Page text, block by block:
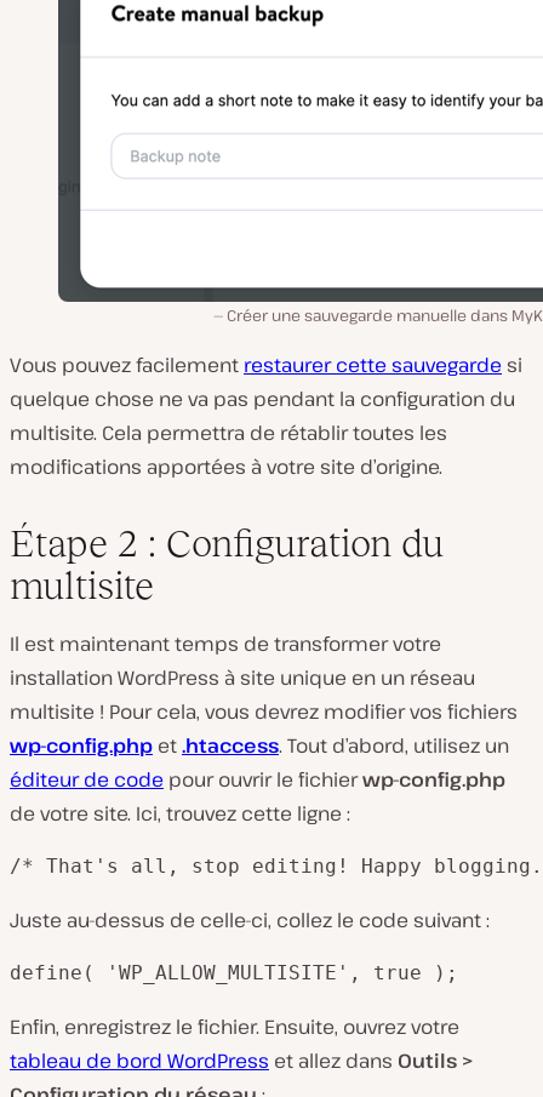
Créer une sauvegarde manuelle dans
Vous pouvez facilement restaurer cette sauvegarde si
quelque chose ne va pas pendant la configuration du
multisite. Cela permettra de rétablir toutes les
modifications apportées à votre site d’origine.
Étape 2 : Configuration du
multisite
Il est maintenant temps de transformer votre
installation WordPress à site unique en un réseau
multisite ! Pour cela, vous devrez modifier vos fichiers
wp-config.php et.htaccess. Tout d’abord, utilisez un
éditeur de code pour ouvrir le fichierwp-config.php
de votre site. Ici, trouvez cette ligne :
/* That's all, stop editing! Happy
Juste au-dessus de celle-ci, collez le code suivant :
define( 'WP_ALLOW_MULTISITE', true );
Enfin, enregistrez le fichier. Ensuite, ouvrez votre
tableau de bord WordPress et allez dans Outils >